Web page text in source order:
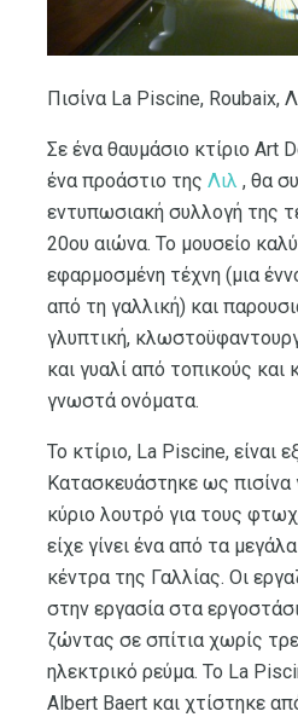
Πισίνα La Piscine, Roubaix,
Σε ένα θαυμάσιο κτίριο Art
ένα προάστιο της Λιλ , θα
εντυπωσιακή συλλογή της
20ου αιώνα. Το μουσείο
εφαρμοσμένη τέχνη (μια
από τη γαλλική) και
γλυπτική,
και γυαλί από τοπικούς και
γνωστά ονόματα.
Το κτίριο, La Piscine, είναι
Κατασκευάστηκε ως πισίνα
κύριο λουτρό για τους
είχε γίνει ένα από τα
κέντρα της Γαλλίας. Οι
στην εργασία στα
ζώντας σε σπίτια χωρίς
ηλεκτρικό ρεύμα. Το La
Albert Baert και χτίστηκε